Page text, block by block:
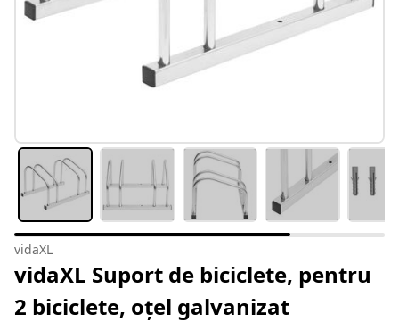
vidaXL
vidaXL Suport de biciclete, pentru
2 biciclete, oțel galvanizat